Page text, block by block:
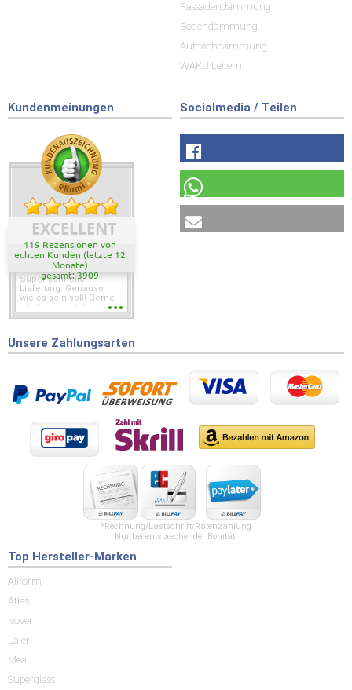
Fassadendämmung
Bodendämmung
Aufdachdämmung
WAKÜ Leitern
Kundenmeinungen
EXCELLENT
119 Rezensionen von
echten Kunden (letzte 12
Monate)
gesamt: 3909
Super schnelle
Lieferung. Genauso
wie es sein soll! Gerne
wieder wenn ich was
Socialmedia / Teilen
Unsere Zahlungsarten
*Rechnung/Lastschrift/Ratenzahlung
Nur bei entsprechender Bonität!
Top Hersteller-Marken
Allform
Atlas
Isover
Laier
Mea
Superglass